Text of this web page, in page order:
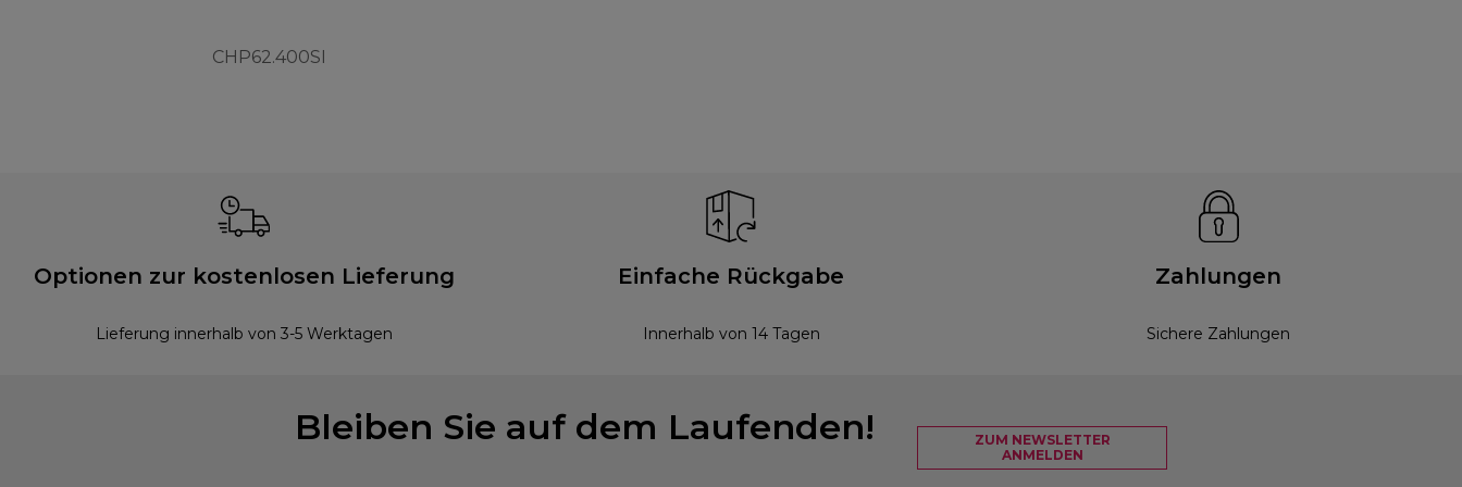
CHP62.400SI
Optionen zur kostenlosen Lieferung
Lieferung innerhalb von 3-5 Werktagen
Einfache Rückgabe
Innerhalb von 14 Tagen
Zahlungen
Sichere Zahlungen
Bleiben Sie auf dem Laufenden!
ZUM NEWSLETTER
ANMELDEN